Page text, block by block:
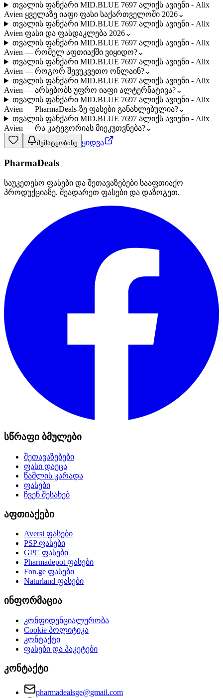
თვალის ფანქარი MID.BLUE 7697 ალიქს ავიენი - Alix
Avien ყველაზე იაფი ფასი საქართველოში 2026⌄
თვალის ფანქარი MID.BLUE 7697 ალიქს ავიენი - Alix
Avien ფასი და ფასდაკლება 2026⌄
თვალის ფანქარი MID.BLUE 7697 ალიქს ავიენი - Alix
Avien — რომელ აფთიაქში ვიყიდო?⌄
თვალის ფანქარი MID.BLUE 7697 ალიქს ავიენი - Alix
Avien — როგორ შევუკვეთო ონლაინ?⌄
თვალის ფანქარი MID.BLUE 7697 ალიქს ავიენი - Alix
Avien — არსებობს უფრო იაფი ალტერნატივა?⌄
თვალის ფანქარი MID.BLUE 7697 ალიქს ავიენი - Alix
Avien — PharmaDeals-ზე ფასები განახლებულია?⌄
თვალის ფანქარი MID.BLUE 7697 ალიქს ავიენი - Alix
Avien — რა კატეგორიას მიეკუთვნება?⌄
შემატყობინე ყიდვა
PharmaDeals
საუკეთესო ფასები და შეთავაზებები სააფთიაქო
პროდუქციაზე. შეადარეთ ფასები და დაზოგეთ.
სწრაფი ბმულები
შეთავაზებები
ფასი დაეცა
წამლის კარადა
ფასები
ჩვენ შესახებ
აფთიაქები
Aversi ფასები
PSPფასები
GPC ფასები
Pharmadepotფასები
Fon.ge ფასები
Naturland ფასები
ინფორმაცია
კონფიდენციალურობა
Cookie პოლიტიკა
კონტაქტი
ფასები და პაკეტები
კონტაქტი
pharmadealsge@gmail.com